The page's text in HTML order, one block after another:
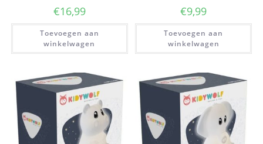
€16,99
Toevoegen aan
winkelwagen
€9,99
Toevoegen aan
winkelwagen